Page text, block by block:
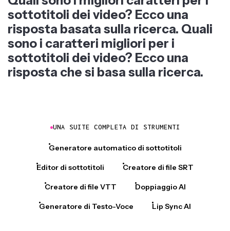
sottotitoli dei video? Ecco una
risposta basata sulla ricerca. Quali
sono i caratteri migliori per i
sottotitoli dei video? Ecco una
risposta che si basa sulla ricerca.
UNA SUITE COMPLETA DI STRUMENTI
Generatore automatico di sottotitoli
Editor di sottotitoli Creatore di file SRT
Creatore di file VTT Doppiaggio AI
Generatore di Testo-Voce Lip Sync AI